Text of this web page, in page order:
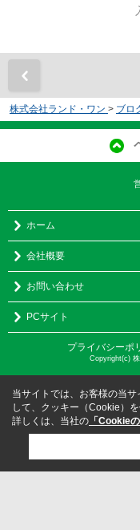
株式会社ランド・ワン > ブロ
ホーム
会社概要
お問い合わせ
PCサイト
プライバシーポ
Copyright(c)
当サイトでは、お客様の当
して、クッキー（Cookie）を
詳しくは、当社の 「Cookie